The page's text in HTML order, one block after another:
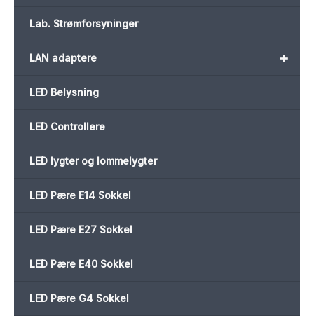
Lab. Strømforsyninger
+
LAN adaptere
LED Belysning
LED Controllere
LED lygter og lommelygter
LED Pære E14 Sokkel
LED Pære E27 Sokkel
LED Pære E40 Sokkel
LED Pære G4 Sokkel